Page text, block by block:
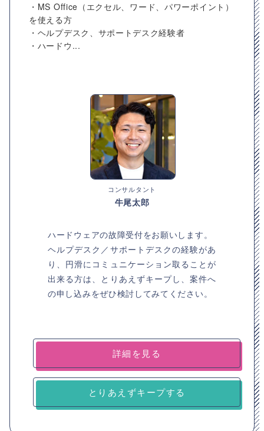
・MS Office（エクセル、ワード、パワーポイント）
を使える方
・ヘルプデスク、サポートデスク経験者
・ハードウ...
コンサルタント
牛尾太郎
ハードウェアの故障受付をお願いします。
ヘルプデスク／サポートデスクの経験があ
り、円滑にコミュニケーション取ることが
出来る方は、とりあえずキープし、案件へ
の申し込みをぜひ検討してみてください。
詳細を見る
とりあえずキープする